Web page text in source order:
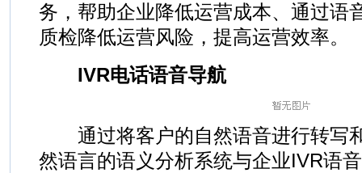
务，帮助企业降低运营成本、通过语
质检降低运营风险，提高运营效率。
IVR电话语音导航
通过将客户的自然语音进行转写
然语言的语义分析系统与企业IVR语